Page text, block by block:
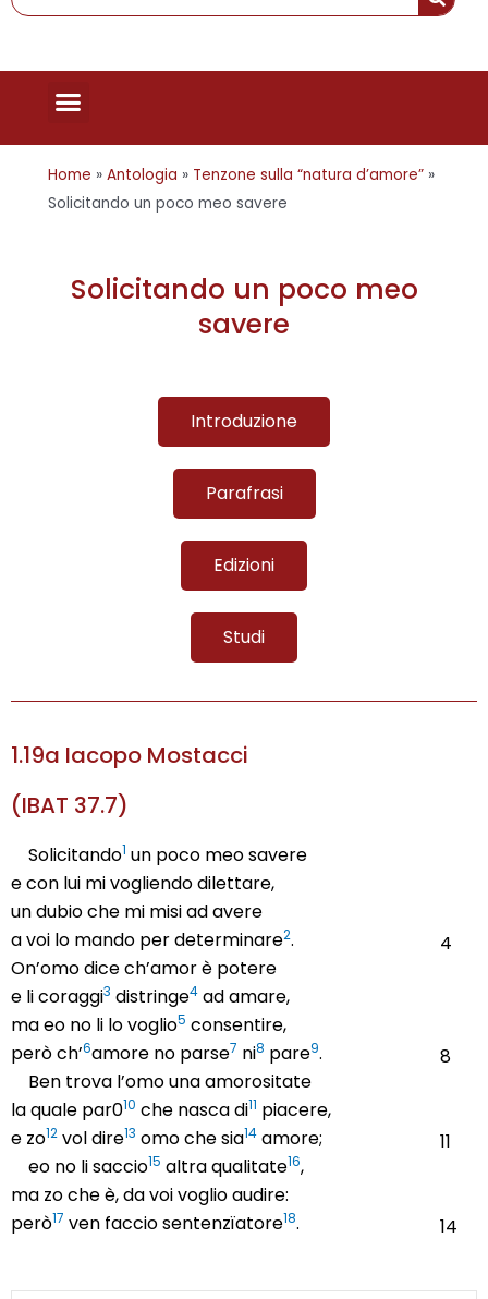
Menu
Home » Antologia » Tenzone sulla “natura d’amore” »
Solicitando un poco meo savere
Solicitando un poco meo
savere
Introduzione
Parafrasi
Edizioni
Studi
1.19a Iacopo Mostacci
(IBAT 37.7)
Solicitando1 un poco meo savere
e con lui mi vogliendo dilettare,
un dubio che mi misi ad avere
a voi lo mando per determinare2.
On’omo dice ch’amor è potere
e li coraggi3 distringe4 ad amare,
ma eo no li lo voglio5 consentire,
però ch’6amore no parse7 ni8 pare9.
Ben trova l’omo una amorositate
la quale par010 che nasca di11 piacere,
e zo12 vol dire13 omo che sia14 amore;
eo no li saccio15 altra qualitate16,
ma zo che è, da voi voglio audire:
però17 ven faccio sentenzïatore18.
4
8
11
14